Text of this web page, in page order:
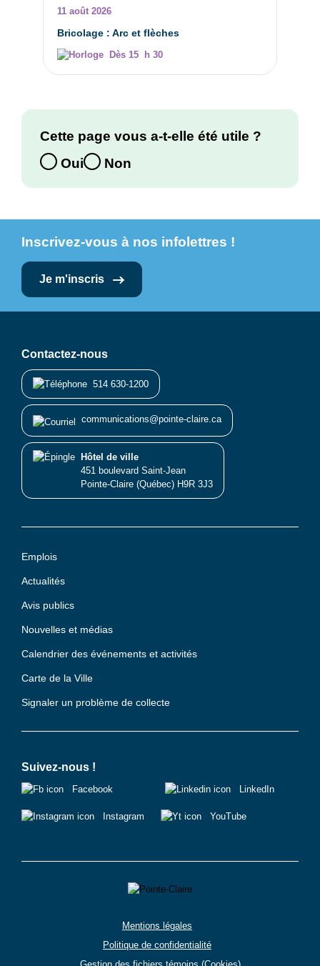
11 août 2026
Bricolage : Arc et flèches
Dès 15 h 30
Cette page vous a-t-elle été utile ?
Oui
Non
Inscrivez-vous à nos infolettres !
Je m'inscris
Emplois
Actualités
Avis publics
Nouvelles et médias
Calendrier des événements et activités
Carte de la Ville
Signaler un problème de collecte
Contactez-nous
514 630-1200
communications@pointe-claire.ca
Hôtel de ville
451 boulevard Saint-Jean
Pointe-Claire (Québec) H9R 3J3
Suivez-nous !
Facebook
Instagram
LinkedIn
YouTube
Mentions légales
Politique de confidentialité